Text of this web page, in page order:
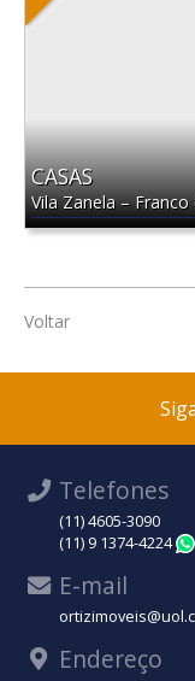
CASAS
Vila Zanela–
Voltar
Telefones
(11) 4605-3090
(11) 9 1374-4224
E-mail
Endereço